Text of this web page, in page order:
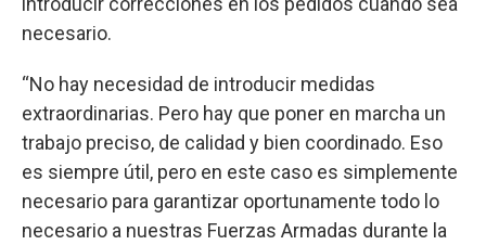
necesario.
“No hay necesidad de introducir medidas
extraordinarias. Pero hay que poner en marcha un
trabajo preciso, de calidad y bien coordinado. Eso
es siempre útil, pero en este caso es simplemente
necesario para garantizar oportunamente todo lo
necesario a nuestras Fuerzas Armadas durante la